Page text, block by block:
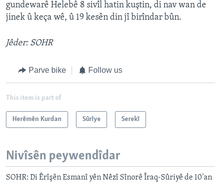
gundewarê Helebê 8 sivîl hatin kuştin, di nav wan de
jinek û keça wê, û 19 kesên din jî birîndar bûn.
Jêder: SOHR
Parve bike Follow us
This item is part of
Herêmên Kurdan Sûrîye Serekî
Nivîsên peywendîdar
SOHR: Di Êrîşên Esmanî yên Nêzî Sînorê Îraq-Sûriyê de 10'an